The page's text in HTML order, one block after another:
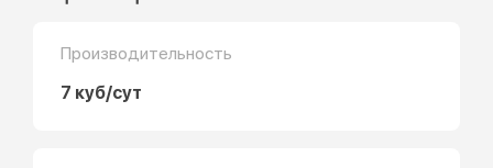
Производительность
7 куб/сут